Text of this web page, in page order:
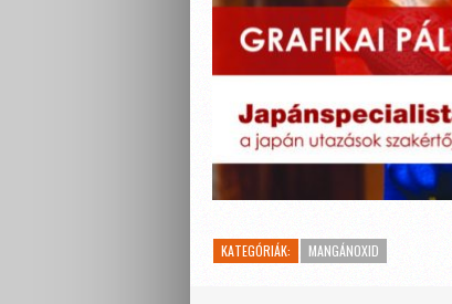
KATEGÓRIÁK: MANGÁNOXID